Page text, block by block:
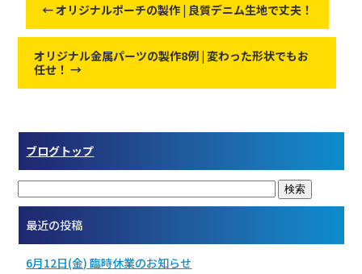
←オリジナルポーチの製作 | 良質デニム生地で丈夫！
オリジナル金属パーツの製作8例 | 変わった形状でもお
任せ！→
ブログトップ
最近の投稿
6月12日(金) 臨時休業のお知らせ